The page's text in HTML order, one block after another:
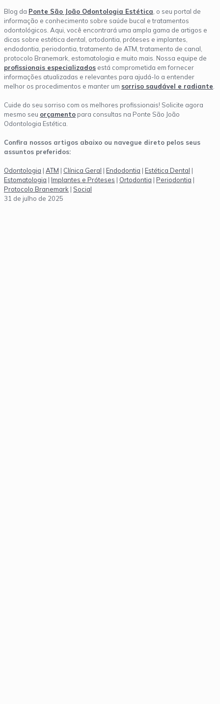
Blog da Ponte São João Odontologia Estética, o seu portal de
informação e conhecimento sobre saúde bucal e tratamentos
odontológicos. Aqui, você encontrará uma ampla gama de artigos e
dicas sobre estética dental, ortodontia, próteses e implantes,
endodontia, periodontia, tratamento de ATM, tratamento de canal,
protocolo Branemark, estomatologia e muito mais. Nossa equipe de
profissionais especializados está comprometida em fornecer
informações atualizadas e relevantes para ajudá-lo a entender
melhor os procedimentos e manter um sorriso saudável e radiante.
Cuide do seu sorriso com os melhores profissionais! Solicite agora
mesmo seu orçamentopara consultas na Ponte São João
Odontologia Estética.
Confira nossos artigos abaixo ou navegue direto pelos seus
assuntos preferidos:
Odontologia | ATM | Clínica Geral | Endodontia | Estética Dental |
Estomatologia | Implantes e Próteses | Ortodontia | Periodontia |
Protocolo Branemark | Social
31 de julho de 2025